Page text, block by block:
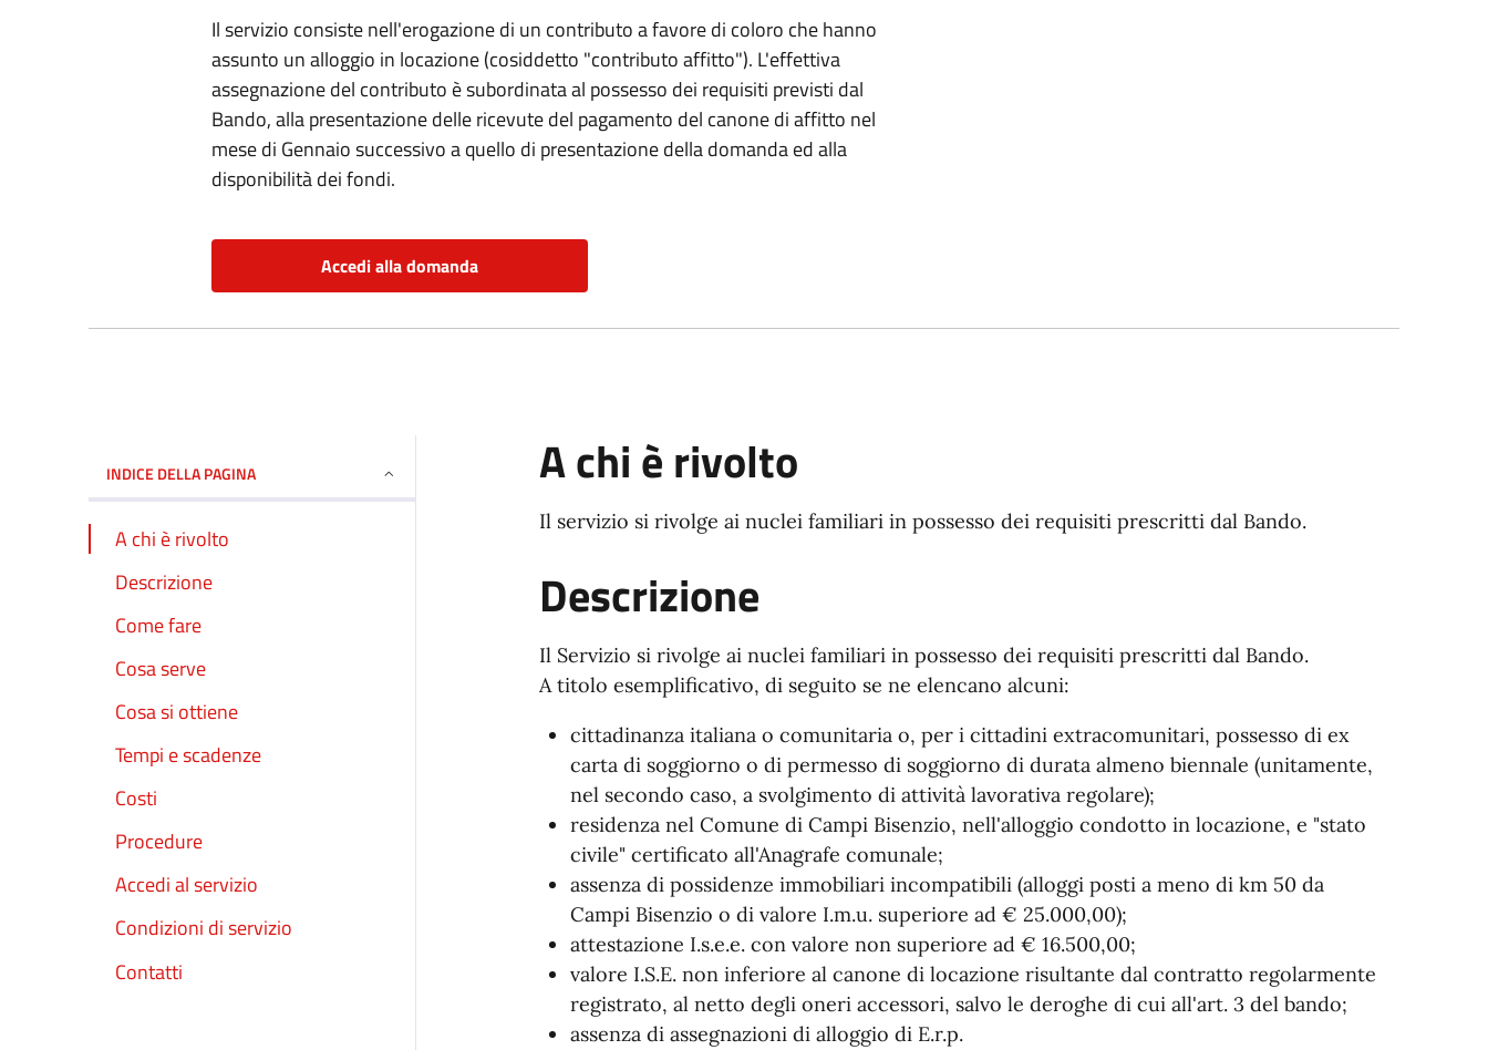
Il servizio consiste nell'erogazione di un contributo a favore di coloro che hanno
assunto un alloggio in locazione (cosiddetto "contributo affitto"). L'effettiva
assegnazione del contributo è subordinata al possesso dei requisiti previsti dal
Bando, alla presentazione delle ricevute del pagamento del canone di affitto nel
mese di Gennaio successivo a quello di presentazione della domanda ed alla
disponibilità dei fondi.
Accedi alla domanda
INDICE DELLA PAGINA
A chi è rivolto
Descrizione
Come fare
Cosa serve
Cosa si ottiene
Tempi e scadenze
Costi
Procedure
Accedi al servizio
Condizioni di servizio
Contatti
A chi è rivolto
Il servizio si rivolge ai nuclei familiari in possesso dei requisiti prescritti dal Bando.
Descrizione
Il Servizio si rivolge ai nuclei familiari in possesso dei requisiti prescritti dal Bando.
A titolo esemplificativo, di seguito se ne elencano alcuni:
cittadinanza italiana o comunitaria o, per i cittadini extracomunitari, possesso di ex
carta di soggiorno o di permesso di soggiorno di durata almeno biennale (unitamente,
nel secondo caso, a svolgimento di attività lavorativa regolare);
residenza nel Comune di Campi Bisenzio, nell'alloggio condotto in locazione, e "stato
civile" certificato all'Anagrafe comunale;
assenza di possidenze immobiliari incompatibili (alloggi posti a meno di km 50 da
Campi Bisenzio o di valore I.m.u. superiore ad € 25.000,00);
attestazione I.s.e.e. con valore non superiore ad € 16.500,00;
valore I.S.E. non inferiore al canone di locazione risultante dal contratto regolarmente
registrato, al netto degli oneri accessori, salvo le deroghe di cui all'art. 3 del bando;
assenza di assegnazioni di alloggio di E.r.p.